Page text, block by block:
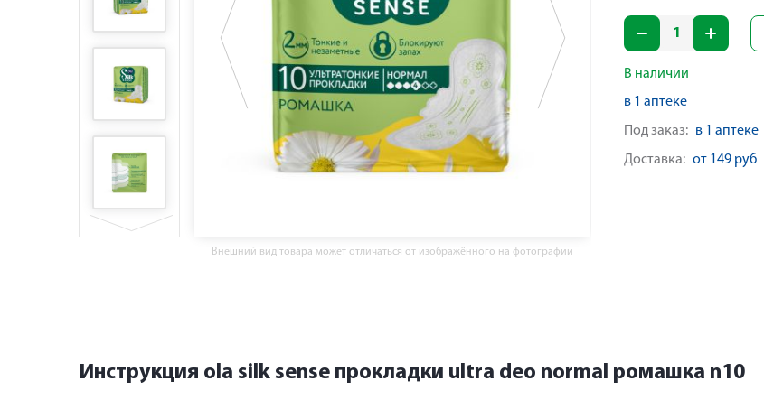
Внешний вид товара может отличаться от изображённого на фотографии
В наличии
в 1 аптеке
Под заказ: в 1 аптеке
Доставка: от 149 руб
Инструкция ola silk sense прокладки ultra deo normal ромашка n10